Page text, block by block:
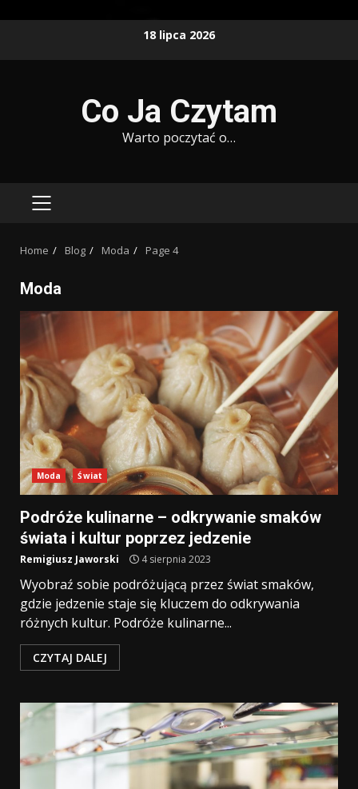
18 lipca 2026
Co Ja Czytam
Warto poczytać o…
PRIMARY
Home Blog Moda Page 4
Moda
Moda Świat
Podróże kulinarne – odkrywanie smaków
świata i kultur poprzez jedzenie
Remigiusz Jaworski 4 sierpnia 2023
Wyobraź sobie podróżującą przez świat smaków,
gdzie jedzenie staje się kluczem do odkrywania
różnych kultur. Podróże kulinarne...
CZYTAJ DALEJ